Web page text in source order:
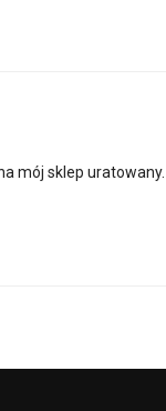
sklep